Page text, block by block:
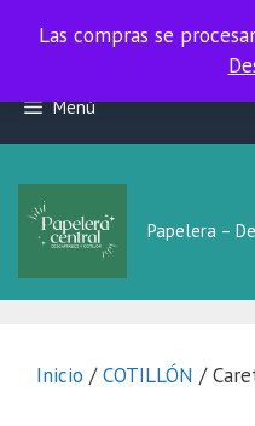
Las compras se
Las compras se
contenido
Menú
Papelera –
Inicio /COTILLÓN /